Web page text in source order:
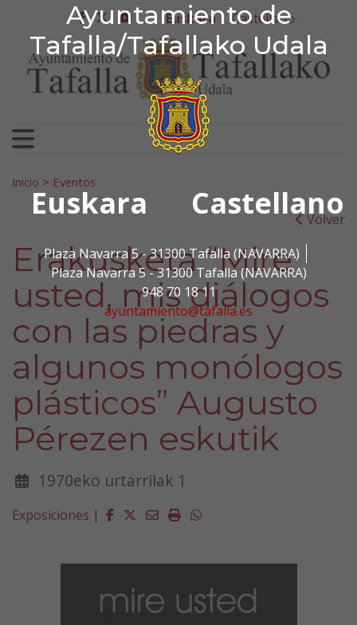
Ayuntamiento de
Tafalla/Tafallako Udala
Euskara Castellano
Plaza Navarra 5 - 31300 Tafalla (NAVARRA)
Plaza Navarra 5 - 31300 Tafalla (NAVARRA)
948 70 18 11
ayuntamiento@tafalla.es
Ir al contenido
Ayuntamiento de
facebook
twitter
youtube
Euskara Castellano
Bilatu:
Inicio > Eventos
Volver
Erakusketa “Mire
usted, mis diálogos
con las piedras y
algunos monólogos
plásticos” Augusto
Pérezen eskutik
1970eko urtarrilak 1
Exposiciones | Facebook
Twitter
EmailImprimirWhatsapp